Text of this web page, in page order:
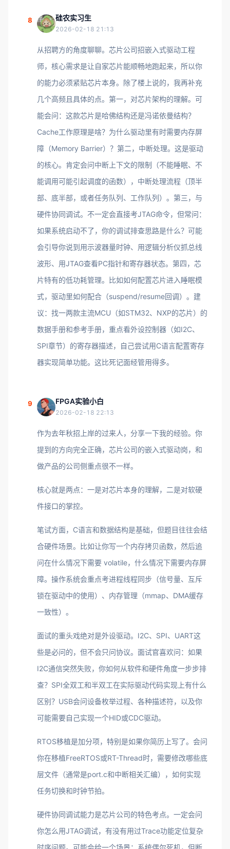
8 硅农实习生
2026-02-18 21:13
从招聘方的角度聊聊。芯片公司招嵌入式驱动工程
师，核心需求是让自家芯片能顺畅地跑起来，所以你
的能力必须紧贴芯片本身。除了楼上说的，我再补充
几个高频且具体的点。第一，对芯片架构的理解。可
能会问：这款芯片是哈佛结构还是冯诺依曼结构？
Cache工作原理是啥？为什么驱动里有时需要内存屏
障（Memory Barrier）？第二，中断处理。这是驱动
的核心。肯定会问中断上下文的限制（不能睡眠、不
能调用可能引起调度的函数），中断处理流程（顶半
部、底半部，或者任务队列、工作队列）。第三，与
硬件协同调试。不一定会直接考JTAG命令，但常问：
如果系统启动不了，你的调试排查思路是什么？可能
会引导你说到用示波器量时钟、用逻辑分析仪抓总线
波形、用JTAG查看PC指针和寄存器状态。第四，芯
片特有的低功耗管理。比如如何配置芯片进入睡眠模
式，驱动里如何配合（suspend/resume回调）。建
议：找一两款主流MCU（如STM32、NXP的芯片）的
数据手册和参考手册，重点看外设控制器（如I2C、
SPI章节）的寄存器描述，自己尝试用C语言配置寄存
器实现简单功能。这比死记面经管用得多。
9 FPGA实验小白
2026-02-18 22:13
作为去年秋招上岸的过来人，分享一下我的经验。你
提到的方向完全正确，芯片公司的嵌入式驱动岗，和
做产品的公司侧重点很不一样。
核心就是两点：一是对芯片本身的理解，二是对软硬
件接口的掌控。
笔试方面，C语言和数据结构是基础，但题目往往会结
合硬件场景。比如让你写一个内存拷贝函数，然后追
问在什么情况下需要 volatile，什么情况下需要内存屏
障。操作系统会重点考进程线程同步（信号量、互斥
锁在驱动中的使用）、内存管理（mmap、DMA缓存
一致性）。
面试的重头戏绝对是外设驱动。I2C、SPI、UART这
些是必问的，但不会只问协议。面试官喜欢问：如果
I2C通信突然失败，你如何从软件和硬件角度一步步排
查？SPI全双工和半双工在实际驱动代码实现上有什么
区别？USB会问设备枚举过程、各种描述符，以及你
可能需要自己实现一个HID或CDC驱动。
RTOS移植是加分项，特别是如果你简历上写了。会问
你在移植FreeRTOS或RT-Thread时，需要修改哪些底
层文件（通常是port.c和中断相关汇编），如何实现
任务切换和时钟节拍。
硬件协同调试能力是芯片公司的特色考点。一定会问
你怎么用JTAG调试，有没有用过Trace功能定位复杂
时序问题。可能会给一个场景：系统偶尔死机，但断